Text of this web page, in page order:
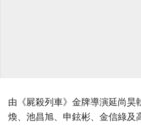
由《屍殺列車》金牌導演延尚昊
煥、池昌旭、申鉉彬、金信綠及